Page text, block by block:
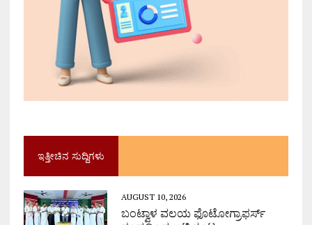
ಇತ್ತೀಚಿನ ಸುದ್ದಿಗಳು
AUGUST 10, 2026
ಬಂಟ್ವಾಳ ವಲಯ ಫೊಟೋಗ್ರಾಫರ್ಸ್